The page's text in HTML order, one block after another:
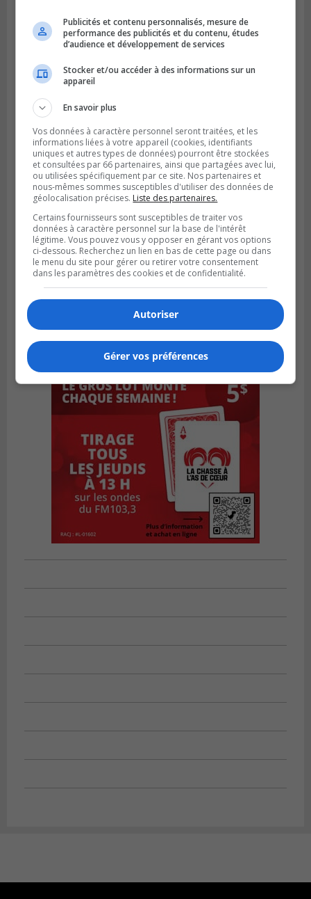
Publié le 6 août 2026 à 05h39
La grenade du camping du lac Cristal était
inoffensive
Publicités et contenu personnalisés, mesure de
performance des publicités et du contenu, études
d’audience et développement de services
Stocker et/ou accéder à des informations sur un
appareil
En savoir plus
Vos données à caractère personnel seront traitées, et les
informations liées à votre appareil (cookies, identifiants
uniques et autres types de données) pourront être stockées
et consultées par 66 partenaires, ainsi que partagées avec lui,
ou utilisées spécifiquement par ce site. Nos partenaires et
nous-mêmes sommes susceptibles d'utiliser des données de
géolocalisation précises. Liste des partenaires.
Certains fournisseurs sont susceptibles de traiter vos
données à caractère personnel sur la base de l'intérêt
légitime. Vous pouvez vous y opposer en gérant vos options
ci-dessous. Recherchez un lien en bas de cette page ou dans
le menu du site pour gérer ou retirer votre consentement
dans les paramètres des cookies et de confidentialité.
Autoriser
Gérer vos préférences